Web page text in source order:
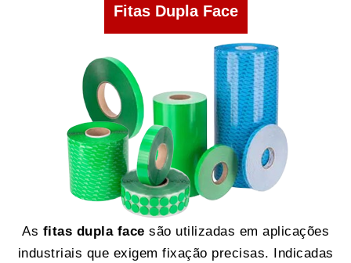
Fitas Dupla Face
As fitas dupla face são utilizadas em aplicações
industriais que exigem fixação precisas. Indicadas